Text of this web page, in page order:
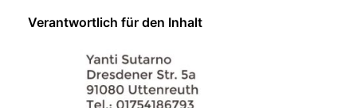
Verantwortlich für den Inhalt